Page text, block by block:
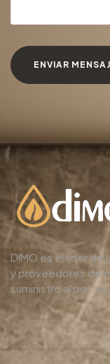
ENVIAR
DIMO es el líder de
y proveedores de
suministro al por